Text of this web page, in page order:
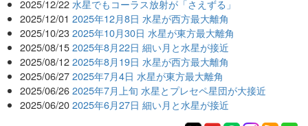
2025/12/22 水星でもコーラス放射が「さえずる」
2025/12/01 2025年12月8日 水星が西方最大離角
2025/10/23 2025年10月30日 水星が東方最大離角
2025/08/15 2025年8月22日 細い月と水星が接近
2025/08/12 2025年8月19日 水星が西方最大離角
2025/06/27 2025年7月4日 水星が東方最大離角
2025/06/26 2025年7月上旬 水星とプレセペ星団が大接近
2025/06/20 2025年6月27日 細い月と水星が接近